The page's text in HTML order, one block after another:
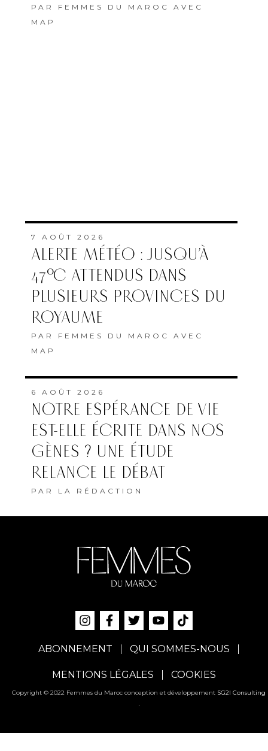
PAR FEMMES DU MAROC AVEC
MAP
7 AOÛT 2026
ALERTE MÉTÉO : JUSQU’À
47°C ATTENDUS DANS
PLUSIEURS PROVINCES DU
ROYAUME
PAR FEMMES DU MAROC AVEC
MAP
6 AOÛT 2026
NOTRE ESPÉRANCE DE VIE
EST-ELLE ÉCRITE DANS NOS
GÈNES ? UNE ÉTUDE
RELANCE LE DÉBAT
PAR LA RÉDACTION
ABONNEMENT QUI SOMMES-NOUS
MENTIONS LÉGALES COOKIES
Copyright © 2022 Femmes du Maroc conception et développement SG2I Consulting